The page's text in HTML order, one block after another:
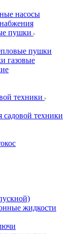
насосы
пушки
пушки
газовые
техники
садовой техники
жидкости